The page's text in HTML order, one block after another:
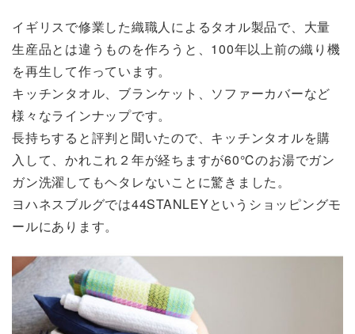
イギリスで修業した織職人によるタオル製品で、大量
生産品とは違うものを作ろうと、100年以上前の織り機
を再生して作っています。
キッチンタオル、ブランケット、ソファーカバーなど
様々なラインナップです。
長持ちすると評判と聞いたので、キッチンタオルを購
入して、かれこれ２年が経ちますが60℃のお湯でガン
ガン洗濯してもヘタレないことに驚きました。
ヨハネスブルグでは44STANLEYというショッピングモ
ールにあります。